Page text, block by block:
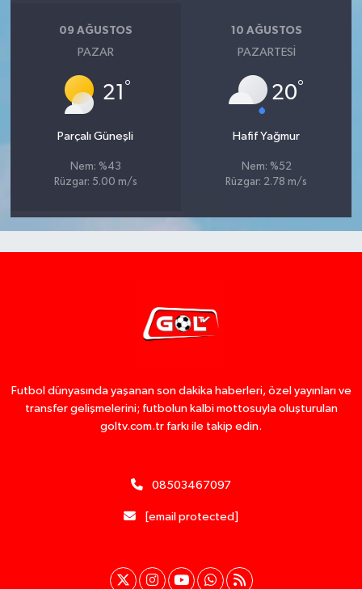
09 AĞUSTOS
PAZAR
21 °
Parçalı Güneşli
Nem: %43
Rüzgar: 5.00 m/s
10 AĞUSTOS
PAZARTESI
20°
Hafif Yağmur
Nem: %52
Rüzgar: 2.78 m/s
Futbol dünyasında yaşanan son dakika haberleri, özel yayınları ve
transfer gelişmelerini; futbolun kalbi mottosuyla oluşturulan
goltv.com.tr farkı ile takip edin.
08503467097
[email protected]